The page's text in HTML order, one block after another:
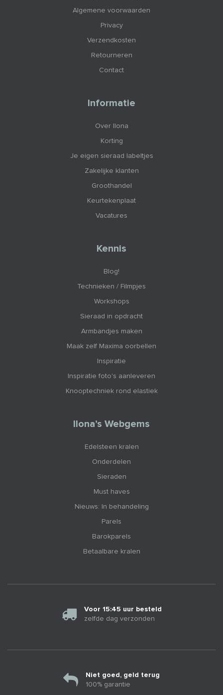
Algemene voorwaarden
Privacy
Verzendkosten
Retourneren
Contact
Informatie
Over Ilona
Korting
Je eigen sieraad labeltjes
Zakelijke klanten
Groothandel
Keurtekenplaat
Vacatures
Kennis
Blog!
Technieken / Filmpjes
Workshops
Sieraad in opdracht
Armbandjes maken
Maak zelf Maxima oorbellen
Inspiratie
Inspiratie foto's aanleveren
Knooptechniek rond elastiek
Ilona’s Webgems
Edelsteen kralen
Onderdelen
Sieraden
Must haves
Nieuws: In behandeling
Parels
Barokparels
Betaalbare kralen
Voor 15:45 uur besteld
zelfde dag verzonden
Niet goed, geld terug
100% garantie